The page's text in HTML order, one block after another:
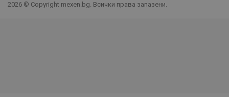
2026 © Copyright mexen.bg. Всички права запазени.